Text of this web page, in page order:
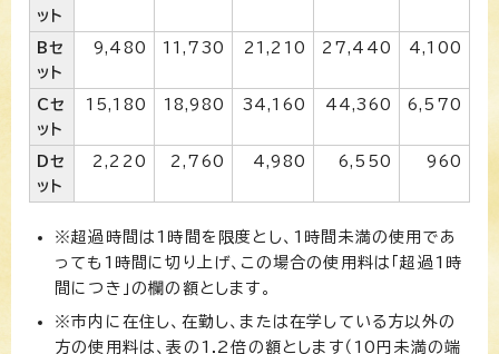
ット
Bセ
ット
9,480 11,730 21,210 27,440 4,100
Cセ
ット
15,180 18,980 34,160 44,360 6,570
Dセ
ット
2,220 2,760 4,980 6,550 960
※超過時間は1時間を限度とし、1時間未満の使用であ
っても1時間に切り上げ、この場合の使用料は「超過1時
間につき」の欄の額とします。
※市内に在住し、在勤し、または在学している方以外の
方の使用料は、表の1.2倍の額とします（10円未満の端